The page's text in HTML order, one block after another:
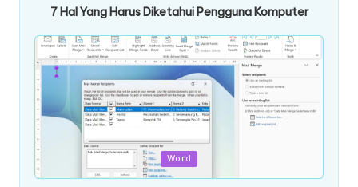
7 Hal Yang Harus Diketahui Pengguna Komputer
Word